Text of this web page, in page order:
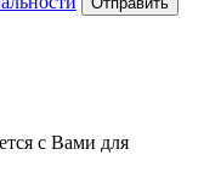
с Вами для